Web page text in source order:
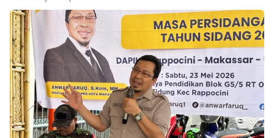
.
All
Right
Reserved